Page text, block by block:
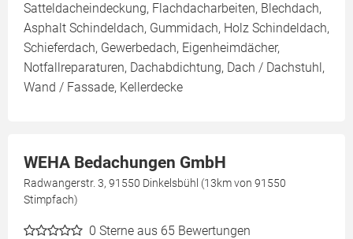
Satteldacheindeckung, Flachdacharbeiten, Blechdach,
Asphalt Schindeldach, Gummidach, Holz Schindeldach,
Schieferdach, Gewerbedach, Eigenheimdächer,
Notfallreparaturen, Dachabdichtung, Dach / Dachstuhl,
Wand / Fassade, Kellerdecke
WEHA Bedachungen GmbH
Radwangerstr. 3, 91550 Dinkelsbühl (13km von 91550
Stimpfach)
0 Sterne aus 65 Bewertungen